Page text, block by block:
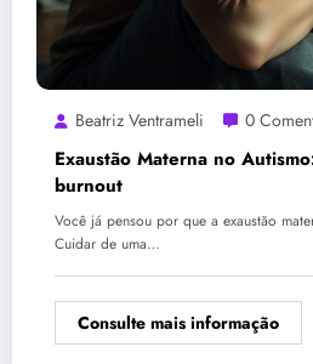
Beatriz Ventrameli 0
Exaustão Materna no
burnout
Você já pensou por que a exaustão
Cuidar de uma…
Consulte mais informação